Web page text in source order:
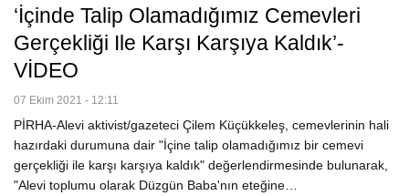
‘İçinde Talip Olamadığımız Cemevleri
Gerçekliği Ile Karşı Karşıya Kaldık’-
VİDEO
07 Ekim 2021 - 12:11
PİRHA-Alevi aktivist/gazeteci Çilem Küçükkeleş, cemevlerinin hali
hazırdaki durumuna dair "İçine talip olamadığımız bir cemevi
gerçekliği ile karşı karşıya kaldık" değerlendirmesinde bulunarak,
"Alevi toplumu olarak Düzgün Baba'nın eteğine…